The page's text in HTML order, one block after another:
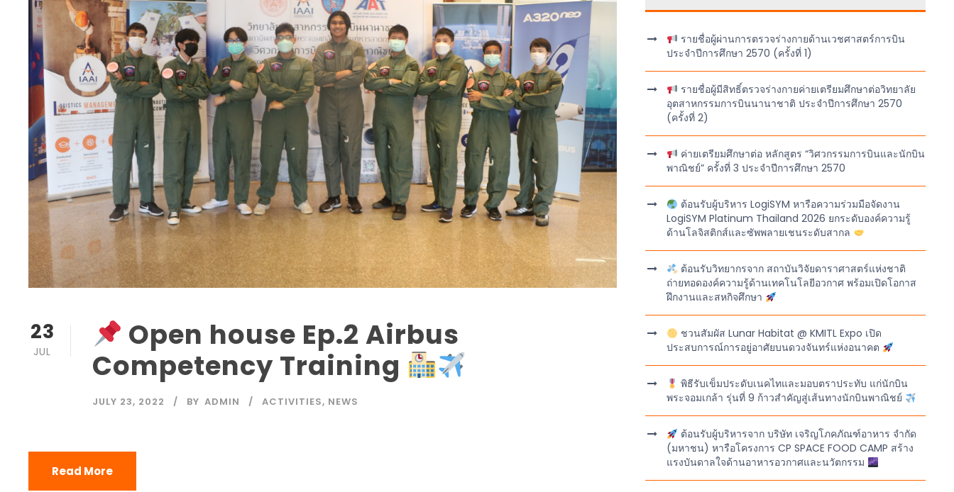
23
JUL
Open house Ep.2 Airbus
Competency Training
JULY 23, 2022 BY ADMIN ACTIVITIES, NEWS
Read More
รายชื่อผู้ผ่านการตรวจร่างกายด้านเวชศาสตร์การบิน
ประจำปีการศึกษา 2570 (ครั้งที่ 1)
รายชื่อผู้มีสิทธิ์ตรวจร่างกายค่ายเตรียมศึกษาต่อวิทยาลัย
อุตสาหกรรมการบินนานาชาติ ประจำปีการศึกษา 2570
(ครั้งที่ 2)
ค่ายเตรียมศึกษาต่อ หลักสูตร “วิศวกรรมการบินและนักบิน
พาณิชย์” ครั้งที่ 3 ประจำปีการศึกษา 2570
ต้อนรับผู้บริหาร LogiSYM หารือความร่วมมือจัดงาน
LogiSYM Platinum Thailand 2026 ยกระดับองค์ความรู้
ด้านโลจิสติกส์และซัพพลายเชนระดับสากล
ต้อนรับวิทยากรจาก สถาบันวิจัยดาราศาสตร์แห่งชาติ
ถ่ายทอดองค์ความรู้ด้านเทคโนโลยีอวกาศ พร้อมเปิดโอกาส
ฝึกงานและสหกิจศึกษา
ชวนสัมผัส Lunar Habitat @ KMITL Expo เปิด
ประสบการณ์การอยู่อาศัยบนดวงจันทร์แห่งอนาคต
พิธีรับเข็มประดับเนคไทและมอบตราประทับ แก่นักบิน
พระจอมเกล้า รุ่นที่ 9 ก้าวสำคัญสู่เส้นทางนักบินพาณิชย์
ต้อนรับผู้บริหารจาก บริษัท เจริญโภคภัณฑ์อาหาร จำกัด
(มหาชน) หารือโครงการ CP SPACE FOOD CAMP สร้าง
แรงบันดาลใจด้านอาหารอวกาศและนวัตกรรม